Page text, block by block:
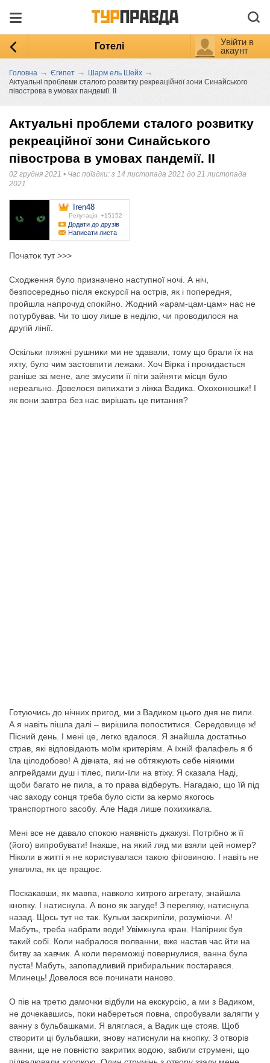
Готелі
Увійти в
акаунт
Головна → Єгипет → Шарм ель Шейх →
Актуальні проблеми сталого розвитку рекреаційної зони Синайського
півострова в умовах пандемії. II
Актуальні проблеми сталого розвитку
рекреаційної зони Синайського
півострова в умовах пандемії. II
02 грудня 2021 • Час поїздки: з 14 листопада 2021 до 21 листопада
2021
Iren48
Репутація: +15152
Додати до друзів
Написати листа
Початок тут >>>
Сходження було призначено наступної ночі. А ніч,
безпосередньо після екскурсії на острів, як і попередня,
пройшла напрочуд спокійно. Жодний «арам-цам-цам» нас не
потурбував. Чи то шоу лише в неділю, чи проводилося на
другій лінії.
Оскільки пляжні рушники ми не здавали, тому що брали їх на
яхту, було чим застовпити лежаки. Хоч Вірка і прокидається
раніше за мене, але змусити її піти зайняти місця було
нереально. Довелося випихати з ліжка Вадика. Охохонюшки! І
як вони завтра без нас вирішать це питання?
Готуючись до нічних пригод, ми з Вадиком цього дня не пили.
А я навіть пішла далі – вирішила попоститися. Середовище ж!
Пісний день. І мені це, легко вдалося. Я знайшла достатньо
страв, які відповідають моїм критеріям. А їхній фалафель я б
їла цілодобово! А дівчата, які не обтяжують себе ніякими
апгрейдами душ і тілес, пили-їли на втіху. Я сказала Наді,
щоби багато не пила, а то права відберуть. Нагадаю, що їй під
час заходу сонця треба було сісти за кермо якогось
транспортного засобу. Але Надя лише похихикала.
Мені все не давало спокою наявність джакузі. Потрібно ж її
(його) випробувати! Інакше, на який ляд ми взяли цей номер?
Ніколи в житті я не користувалася такою фіговиною. І навіть не
уявляла, як це працює.
Поскакавши, як мавпа, навколо хитрого агрегату, знайшла
кнопку. І натиснула. А воно як загуде! З переляку, натиснула
назад. Щось тут не так. Кульки заскрипіли, розуміючи. А!
Мабуть, треба набрати води! Увімкнула кран. Напірник був
такий собі. Коли набралося полванни, вже настав час йти на
битву за хавчик. А коли переможці повернулися, ванна була
пуста! Мабуть, запопадливий прибиральник постарався.
Млинець! Довелося все починати наново.
О пів на третю дамочки відбули на екскурсію, а ми з Вадиком,
не дочекавшись, поки набереться повна, спробували залягти у
ванну з бульбашками. Я вляглася, а Вадик ще стояв. Щоб
створити ці бульбашки, знову натиснули на кнопку. З отворів
ванни, ще не повністю закритих водою, забили струмені, що